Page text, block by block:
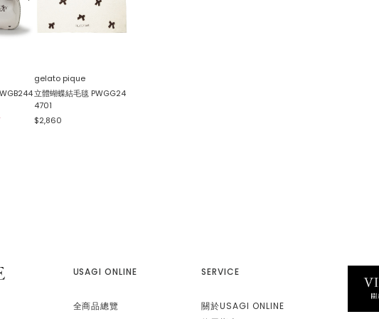
gelato pique
立體蝴蝶結毛毯 PWGG24
4701
$2,860
USAGI ONLINE
全商品總覽
SERVICE
關於USAGI ONLINE